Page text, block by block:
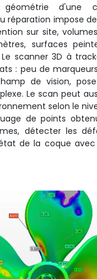
d'une
réparation impose
sur site,
surfaces
scanner 3D à
: peu de
de vision,
Le scan peut
selon le
de points
détecter les
de la coque avec